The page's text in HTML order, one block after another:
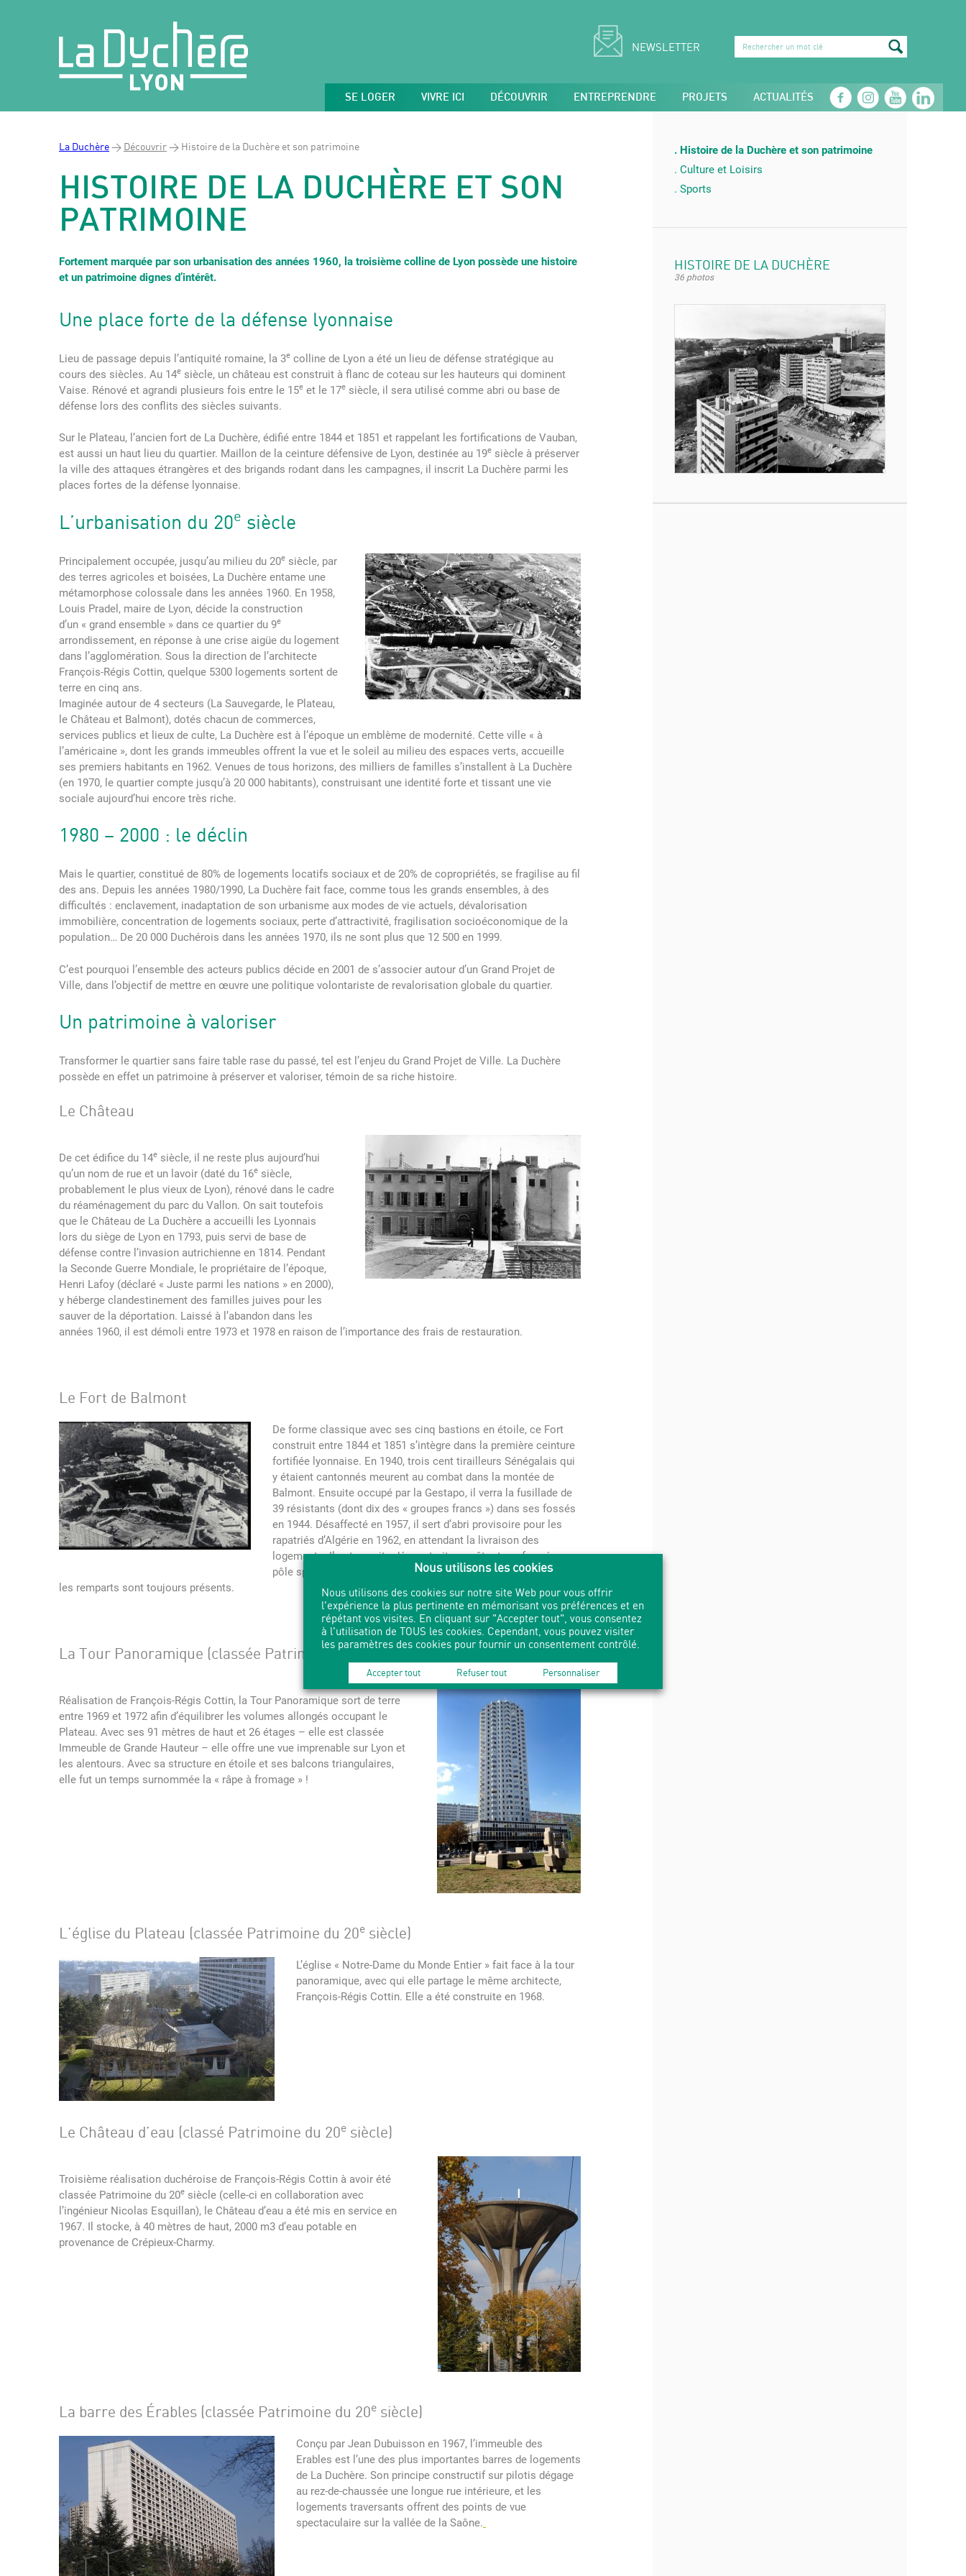
NEWSLETTER
SE LOGER VIVRE ICI DÉCOUVRIR ENTREPRENDRE PROJETS ACTUALITÉS
La Duchère> Découvrir> Histoire de la Duchère et son patrimoine
HISTOIRE DE LA DUCHÈRE ET SON
PATRIMOINE
Fortement marquée par son urbanisation des années 1960, la troisième colline de Lyon possède une histoire
et un patrimoine dignes d’intérêt.
Une place forte de la défense lyonnaise
Lieu de passage depuis l’antiquité romaine, la 3e colline de Lyon a été un lieu de défense stratégique au
cours des siècles. Au 14e siècle, un château est construit à flanc de coteau sur les hauteurs qui dominent
Vaise. Rénové et agrandi plusieurs fois entre le 15e et le 17e siècle, il sera utilisé comme abri ou base de
défense lors des conflits des siècles suivants.
Sur le Plateau, l’ancien fort de La Duchère, édifié entre 1844 et 1851 et rappelant les fortifications de Vauban,
est aussi un haut lieu du quartier. Maillon de la ceinture défensive de Lyon, destinée au 19e siècle à préserver
la ville des attaques étrangères et des brigands rodant dans les campagnes, il inscrit La Duchère parmi les
places fortes de la défense lyonnaise.
L’urbanisation du 20e siècle
Principalement occupée, jusqu’au milieu du 20e siècle, par
des terres agricoles et boisées, La Duchère entame une
métamorphose colossale dans les années 1960. En 1958,
Louis Pradel, maire de Lyon, décide la construction
d’un « grand ensemble » dans ce quartier du 9e
arrondissement, en réponse à une crise aigüe du logement
dans l’agglomération. Sous la direction de l’architecte
François-Régis Cottin, quelque 5300 logements sortent de
terre en cinq ans.
Imaginée autour de 4 secteurs (La Sauvegarde, le Plateau,
le Château et Balmont), dotés chacun de commerces,
services publics et lieux de culte, La Duchère est à l’époque un emblème de modernité. Cette ville « à
l’américaine », dont les grands immeubles offrent la vue et le soleil au milieu des espaces verts, accueille
ses premiers habitants en 1962. Venues de tous horizons, des milliers de familles s’installent à La Duchère
(en 1970, le quartier compte jusqu’à 20 000 habitants), construisant une identité forte et tissant une vie
sociale aujourd’hui encore très riche.
1980 – 2000 : le déclin
Mais le quartier, constitué de 80% de logements locatifs sociaux et de 20% de copropriétés, se fragilise au fil
des ans. Depuis les années 1980/1990, La Duchère fait face, comme tous les grands ensembles, à des
difficultés : enclavement, inadaptation de son urbanisme aux modes de vie actuels, dévalorisation
immobilière, concentration de logements sociaux, perte d’attractivité, fragilisation socioéconomique de la
population… De 20 000 Duchérois dans les années 1970, ils ne sont plus que 12 500 en 1999.
C’est pourquoi l’ensemble des acteurs publics décide en 2001 de s’associer autour d’un Grand Projet de
Ville, dans l’objectif de mettre en œuvre une politique volontariste de revalorisation globale du quartier.
Un patrimoine à valoriser
Transformer le quartier sans faire table rase du passé, tel est l’enjeu du Grand Projet de Ville. La Duchère
possède en effet un patrimoine à préserver et valoriser, témoin de sa riche histoire.
Le Château
De cet édifice du 14e siècle, il ne reste plus aujourd’hui
qu’un nom de rue et un lavoir (daté du 16e siècle,
probablement le plus vieux de Lyon), rénové dans le cadre
du réaménagement du parc du Vallon. On sait toutefois
que le Château de La Duchère a accueilli les Lyonnais
lors du siège de Lyon en 1793, puis servi de base de
défense contre l’invasion autrichienne en 1814. Pendant
la Seconde Guerre Mondiale, le propriétaire de l’époque,
Henri Lafoy (déclaré « Juste parmi les nations » en 2000),
y héberge clandestinement des familles juives pour les
sauver de la déportation. Laissé à l’abandon dans les
années 1960, il est démoli entre 1973 et 1978 en raison de l’importance des frais de restauration.
Le Fort de Balmont
De forme classique avec ses cinq bastions en étoile, ce Fort
construit entre 1844 et 1851 s’intègre dans la première ceinture
fortifiée lyonnaise. En 1940, trois cent tirailleurs Sénégalais qui
y étaient cantonnés meurent au combat dans la montée de
Balmont. Ensuite occupé par la Gestapo, il verra la fusillade de
39 résistants (dont dix des « groupes francs ») dans ses fossés
en 1944. Désaffecté en 1957, il sert d’abri provisoire pour les
rapatriés d’Algérie en 1962, en attendant la livraison des
logements. Il est ensuite déconstruit pour être transformé en
pôle sportif – mais des morceaux des bastions qui habillaient
les remparts sont toujours présents.
La Tour Panoramique (classée Patrimoine du 20esiècle)
Réalisation de François-Régis Cottin, la Tour Panoramique sort de terre
entre 1969 et 1972 afin d’équilibrer les volumes allongés occupant le
Plateau. Avec ses 91 mètres de haut et 26 étages – elle est classée
Immeuble de Grande Hauteur – elle offre une vue imprenable sur Lyon et
les alentours. Avec sa structure en étoile et ses balcons triangulaires,
elle fut un temps surnommée la « râpe à fromage » !
L’église du Plateau (classée Patrimoine du 20e siècle)
L’église « Notre-Dame du Monde Entier » fait face à la tour
panoramique, avec qui elle partage le même architecte,
François-Régis Cottin. Elle a été construite en 1968.
Le Château d’eau (classé Patrimoine du 20e siècle)
Troisième réalisation duchéroise de François-Régis Cottin à avoir été
classée Patrimoine du 20e siècle (celle-ci en collaboration avec
l’ingénieur Nicolas Esquillan), le Château d’eau a été mis en service en
1967. Il stocke, à 40 mètres de haut, 2000 m3 d’eau potable en
provenance de Crépieux-Charmy.
La barre des Érables (classée Patrimoine du 20e siècle)
Conçu par Jean Dubuisson en 1967, l’immeuble des
Erables est l’une des plus importantes barres de logements
de La Duchère. Son principe constructif sur pilotis dégage
au rez-de-chaussée une longue rue intérieure, et les
logements traversants offrent des points de vue
spectaculaire sur la vallée de la Saône.
Histoire de la Duchère et son patrimoine
Culture et Loisirs
Sports
HISTOIRE DE LA DUCHÈRE
36 photos
Nous utilisons les cookies
Nous utilisons des cookies sur notre site Web pour vous offrir
l'expérience la plus pertinente en mémorisant vos préférences et en
répétant vos visites. En cliquant sur "Accepter tout", vous consentez
à l'utilisation de TOUS les cookies. Cependant, vous pouvez visiter
les paramètres des cookies pour fournir un consentement contrôlé.
Accepter tout Refuser tout Personnaliser